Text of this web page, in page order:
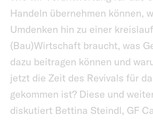
Handeln übernehmen können,
Umdenken hin zu einer
(Bau)Wirtschaft braucht, was
dazu beitragen können und
jetzt die Zeit des Revivals für
gekommen ist? Diese und
diskutiert Bettina Steindl, GF